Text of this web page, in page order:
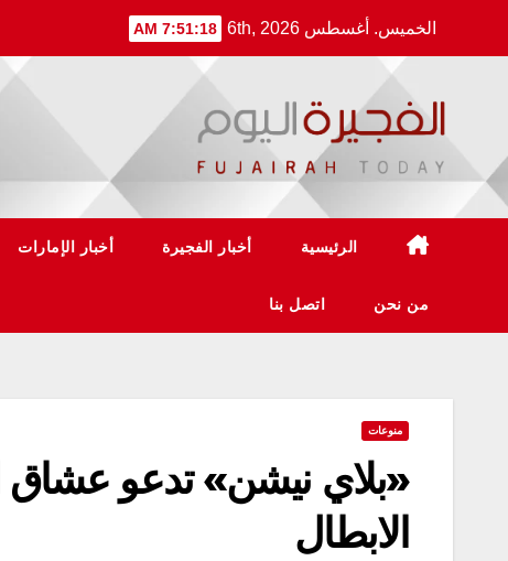
الخميس. أغسطس 6th, 2026 7:51:18 AM
الرئيسية أخبار الفجيرة أخبار الإمارات
من نحن اتصل بنا
منوعات
«بلاي نيشن» تدعو عشاق
الابطال